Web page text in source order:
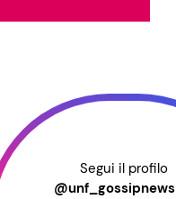
Segui il profilo
@unf_gossipnews